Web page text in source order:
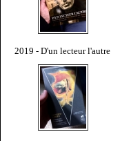
2019 - D'un lecteur l'autre